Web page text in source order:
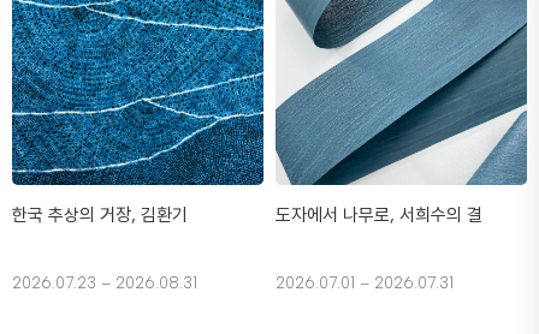
한국 추상의 거장, 김환기
2026.07.23 – 2026.08.31
도자에서 나무로, 서희수의 결
2026.07.01 – 2026.07.31